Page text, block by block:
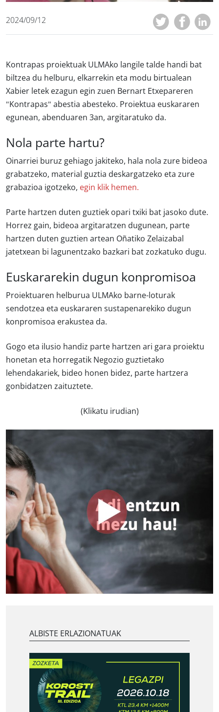
2024/09/12
Kontrapas proiektuak ULMAko langile talde handi bat
biltzea du helburu, elkarrekin eta modu birtualean
Xabier letek ezagun egin zuen Bernart Etxepareren
"Kontrapas" abestia abesteko. Proiektua euskararen
egunean, abenduaren 3an, argitaratuko da.
Nola parte hartu?
Oinarriei buruz gehiago jakiteko, hala nola zure bideoa
grabatzeko, material guztia deskargatzeko eta zure
grabazioa igotzeko, egin klik hemen.
Parte hartzen duten guztiek opari txiki bat jasoko dute.
Horrez gain, bideoa argitaratzen dugunean, parte
hartzen duten guztien artean Oñatiko Zelaizabal
jatetxean bi lagunentzako bazkari bat zozkatuko dugu.
Euskararekin dugun konpromisoa
Proiektuaren helburua ULMAko barne-loturak
sendotzea eta euskararen sustapenarekiko dugun
konpromisoa erakustea da.
Gogo eta ilusio handiz parte hartzen ari gara proiektu
honetan eta horregatik Negozio guztietako
lehendakariek, bideo honen bidez, parte hartzera
gonbidatzen zaituztete.
(Klikatu irudian)
ALBISTE ERLAZIONATUAK